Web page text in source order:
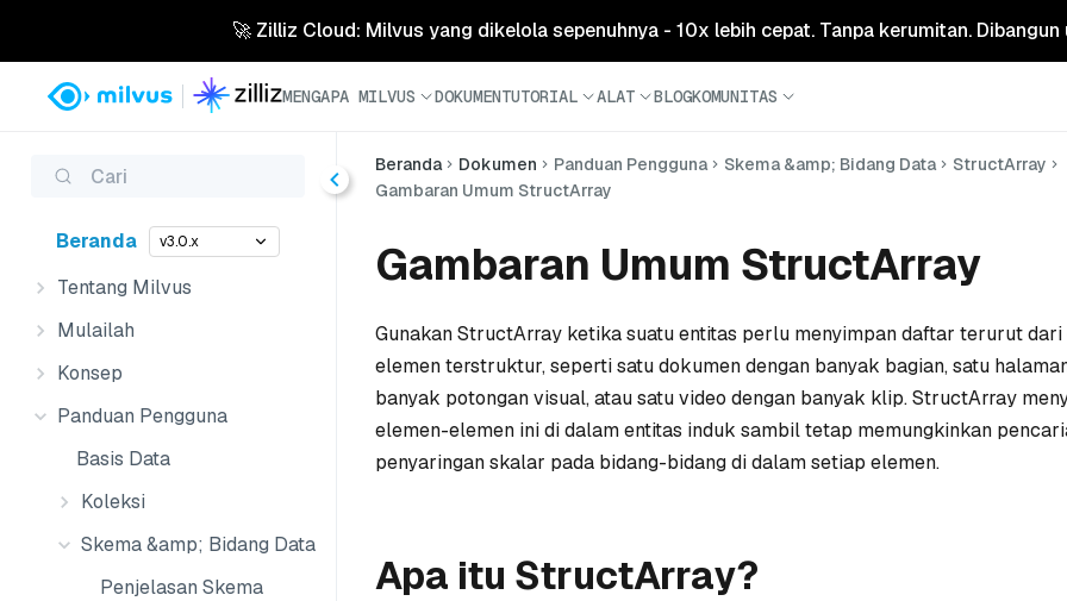
🚀 Zilliz Cloud: Milvus yang dikelola sepenuhnya - 10x lebih cepat. Tanpa kerumitan. Dibangun
MENGAPA MILVUS DOKUMENTUTORIAL ALAT BLOGKOMUNITAS
Cari
Beranda v3.0.x
Tentang Milvus
Mulailah
Konsep
Panduan Pengguna
Basis Data
Koleksi
Skema &amp; Bidang Data
Penjelasan Skema
Beranda Dokumen Panduan Pengguna Skema &amp; Bidang Data
StructArray
Gambaran Umum StructArray
Gambaran Umum StructArray
Gunakan StructArray ketika suatu entitas perlu menyimpan daftar terurut
elemen terstruktur, seperti satu dokumen dengan banyak bagian, satu
banyak potongan visual, atau satu video dengan banyak klip. StructArray
elemen-elemen ini di dalam entitas induk sambil tetap memungkinkan
penyaringan skalar pada bidang-bidang di dalam setiap elemen.
Apa itu StructArray?